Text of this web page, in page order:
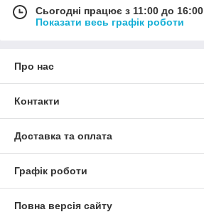
Сьогодні працює з 11:00 до 16:00
Показати весь графік роботи
Про нас
Контакти
Доставка та оплата
Графік роботи
Повна версія сайту